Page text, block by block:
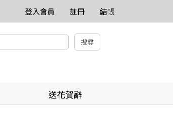
登入會員 註冊 結帳
送花賀辭